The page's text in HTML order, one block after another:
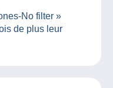
No filter »
de plus leur